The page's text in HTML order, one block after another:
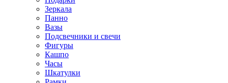
Зеркала
Панно
Вазы
Подсвечники и свечи
Фигуры
Кашпо
Часы
Шкатулки